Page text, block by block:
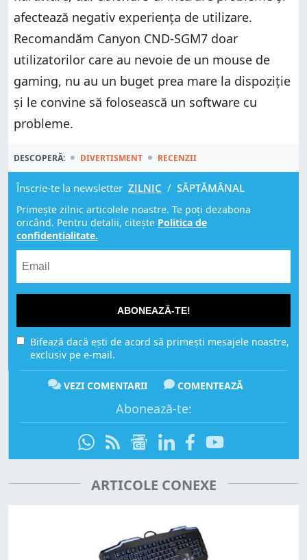
afectează negativ experiența de utilizare.
Recomandăm Canyon CND-SGM7 doar
utilizatorilor care au nevoie de un mouse de
gaming, nu au un buget prea mare la dispoziție
și le convine să folosească un software cu
probleme.
DESCOPERĂ: DIVERTISMENT RECENZII
Înscrie-te la newsletter ZILNIC / SĂPTĂMÂNAL
Primește zilnic articolele noastre. Te poți dezabona
oricând. Pentru detalii, citește Politica de
confidențialitate.
ABONEAZĂ-TE!
Bifează dacă ești de acord să primești mesajele noastre,
exclusiv pe e-mail.
VEZI COMENTARII COMENTEAZĂ
Abonează-te:
ARTICOLE CONEXE